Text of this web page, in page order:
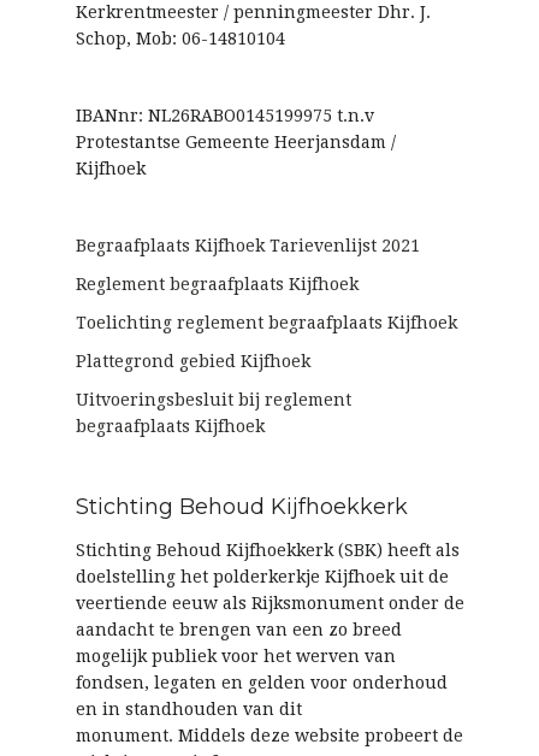
Kerkrentmeester / penningmeester Dhr. J.
Schop, Mob: 06-14810104
IBANnr: NL26RABO0145199975 t.n.v
Protestantse Gemeente Heerjansdam /
Kijfhoek
Begraafplaats Kijfhoek Tarievenlijst 2021
Reglement begraafplaats Kijfhoek
Toelichting reglement begraafplaats Kijfhoek
Plattegrond gebied Kijfhoek
Uitvoeringsbesluit bij reglement
begraafplaats Kijfhoek
Stichting Behoud Kijfhoekkerk
Stichting Behoud Kijfhoekkerk (SBK) heeft als
doelstelling het polderkerkje Kijfhoek uit de
veertiende eeuw als Rijksmonument onder de
aandacht te brengen van een zo breed
mogelijk publiek voor het werven van
fondsen, legaten en gelden voor onderhoud
en in standhouden van dit
monument. Middels deze website probeert de